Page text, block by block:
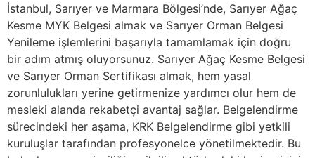
İstanbul, Sarıyer ve Marmara Bölgesi’nde, Sarıyer Ağaç
Kesme MYK Belgesi almak ve Sarıyer Orman Belgesi
Yenileme işlemlerini başarıyla tamamlamak için doğru
bir adım atmış oluyorsunuz. Sarıyer Ağaç Kesme Belgesi
ve Sarıyer Orman Sertifikası almak, hem yasal
zorunlulukları yerine getirmenize yardımcı olur hem de
mesleki alanda rekabetçi avantaj sağlar. Belgelendirme
sürecindeki her aşama, KRK Belgelendirme gibi yetkili
kuruluşlar tarafından profesyonelce yönetilmektedir. Bu